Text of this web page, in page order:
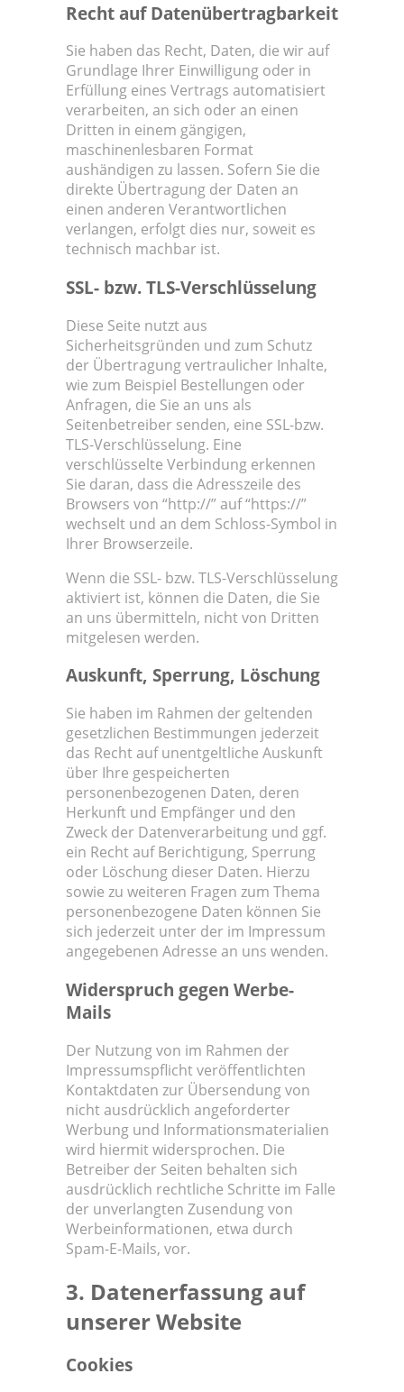
Recht auf Datenübertragbarkeit
Sie haben das Recht, Daten, die wir auf
Grundlage Ihrer Einwilligung oder in
Erfüllung eines Vertrags automatisiert
verarbeiten, an sich oder an einen
Dritten in einem gängigen,
maschinenlesbaren Format
aushändigen zu lassen. Sofern Sie die
direkte Übertragung der Daten an
einen anderen Verantwortlichen
verlangen, erfolgt dies nur, soweit es
technisch machbar ist.
SSL- bzw. TLS-Verschlüsselung
Diese Seite nutzt aus
Sicherheitsgründen und zum Schutz
der Übertragung vertraulicher Inhalte,
wie zum Beispiel Bestellungen oder
Anfragen, die Sie an uns als
Seitenbetreiber senden, eine SSL-bzw.
TLS-Verschlüsselung. Eine
verschlüsselte Verbindung erkennen
Sie daran, dass die Adresszeile des
Browsers von “http://” auf “https://”
wechselt und an dem Schloss-Symbol in
Ihrer Browserzeile.
Wenn die SSL- bzw. TLS-Verschlüsselung
aktiviert ist, können die Daten, die Sie
an uns übermitteln, nicht von Dritten
mitgelesen werden.
Auskunft, Sperrung, Löschung
Sie haben im Rahmen der geltenden
gesetzlichen Bestimmungen jederzeit
das Recht auf unentgeltliche Auskunft
über Ihre gespeicherten
personenbezogenen Daten, deren
Herkunft und Empfänger und den
Zweck der Datenverarbeitung und ggf.
ein Recht auf Berichtigung, Sperrung
oder Löschung dieser Daten. Hierzu
sowie zu weiteren Fragen zum Thema
personenbezogene Daten können Sie
sich jederzeit unter der im Impressum
angegebenen Adresse an uns wenden.
Widerspruch gegen Werbe-
Mails
Der Nutzung von im Rahmen der
Impressumspflicht veröffentlichten
Kontaktdaten zur Übersendung von
nicht ausdrücklich angeforderter
Werbung und Informationsmaterialien
wird hiermit widersprochen. Die
Betreiber der Seiten behalten sich
ausdrücklich rechtliche Schritte im Falle
der unverlangten Zusendung von
Werbeinformationen, etwa durch
Spam-E-Mails, vor.
3. Datenerfassung auf
unserer Website
Cookies